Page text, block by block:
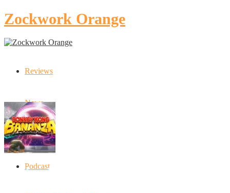
Zockwork Orange
Reviews
News
Artikel
Podcast
Donkey Kong Bananza: “Ich mache alles